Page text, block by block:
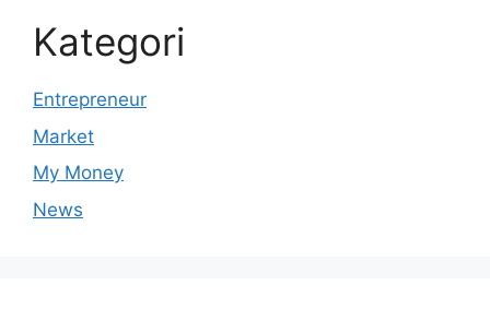
Kategori
Entrepreneur
Market
My Money
News